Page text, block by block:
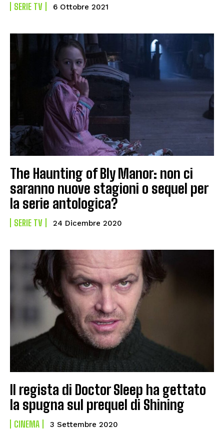
SERIE TV 6 Ottobre 2021
The Haunting of Bly Manor: non ci
saranno nuove stagioni o sequel per
la serie antologica?
SERIE TV 24 Dicembre 2020
Il regista di Doctor Sleep ha gettato
la spugna sul prequel di Shining
CINEMA 3 Settembre 2020